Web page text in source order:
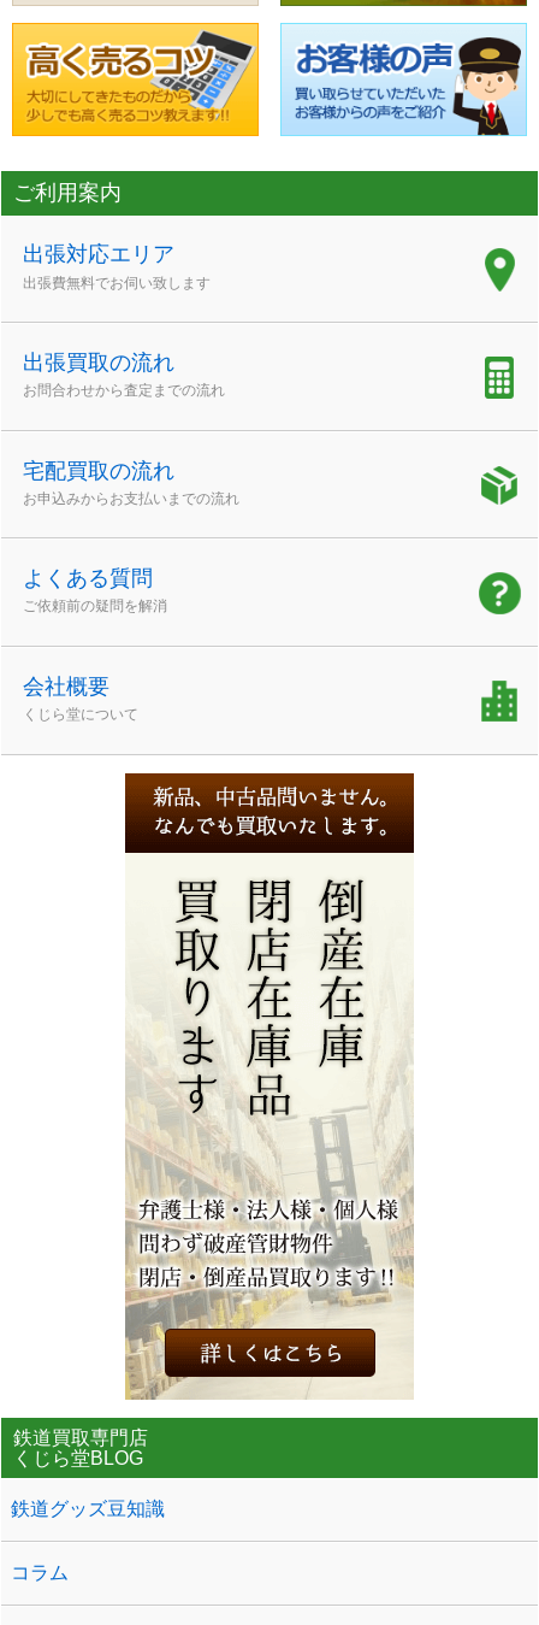
ご利用案内
出張対応エリア
出張費無料でお伺い致します
出張買取の流れ
お問合わせから査定までの流れ
宅配買取の流れ
お申込みからお支払いまでの流れ
よくある質問
ご依頼前の疑問を解消
会社概要
くじら堂について
鉄道買取専門店
くじら堂BLOG
鉄道グッズ豆知識
コラム